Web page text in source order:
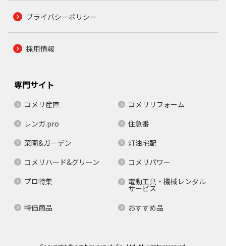
プライバシーポリシー
採用情報
専門サイト
コメリ産直
コメリリフォーム
レンガ.pro
住急番
菜園&ガーデン
灯油宅配
コメリハード&グリーン
コメリパワー
プロ特集
電動工具・機械レンタル
サービス
特価商品
おすすめ品